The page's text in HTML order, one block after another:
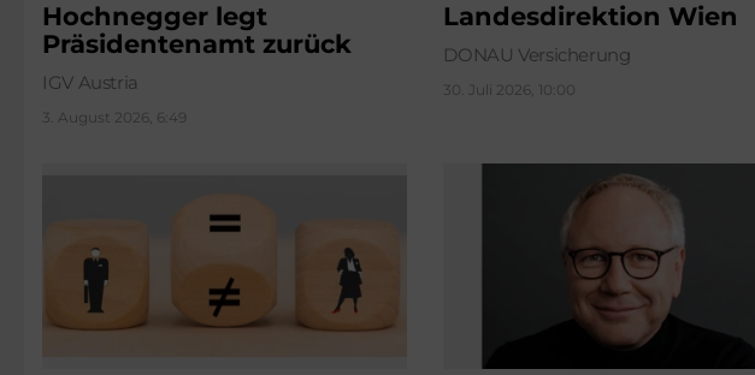
Hochnegger legt
Präsidentenamt zurück
IGV Austria
3. August 2026, 6:49
Landesdirektion Wien
DONAU Versicherung
30. Juli 2026, 10:00